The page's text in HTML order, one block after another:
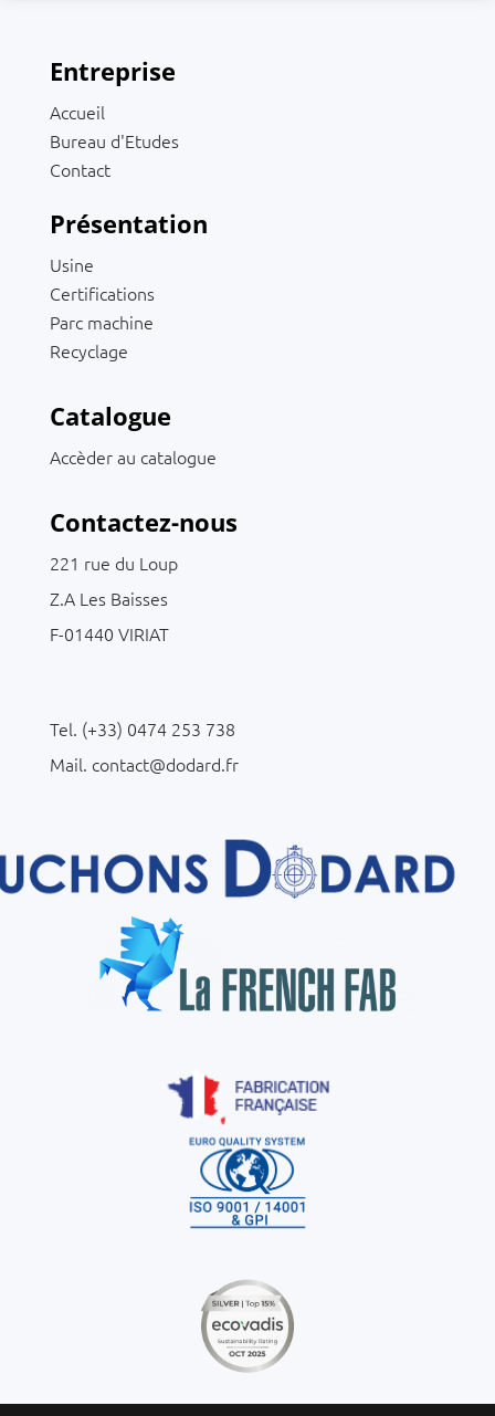
Entreprise
Accueil
Bureau d'Etudes
Contact
Présentation
Usine
Certifications
Parc machine
Recyclage
Catalogue
Accèder au catalogue
Contactez-nous
221 rue du Loup
Z.A Les Baisses
F-01440 VIRIAT
Tel. (+33) 0474 253 738
Mail. contact@dodard.fr